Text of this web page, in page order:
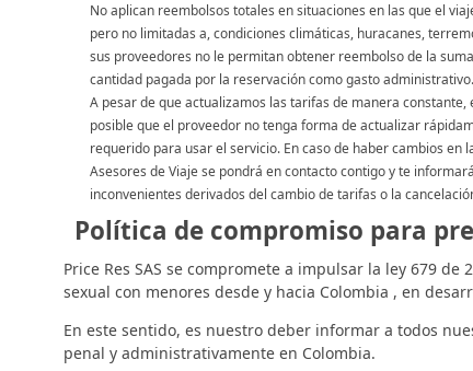
No aplican reembolsos totales en situaciones en las que el
pero no limitadas a, condiciones climáticas, huracanes,
sus proveedores no le permitan obtener reembolso de la
cantidad pagada por la reservación como gasto administrativo.
A pesar de que actualizamos las tarifas de manera
posible que el proveedor no tenga forma de actualizar
requerido para usar el servicio. En caso de haber cambios
Asesores de Viaje se pondrá en contacto contigo y te
inconvenientes derivados del cambio de tarifas o la
Política de compromiso para
Price Res SAS se compromete a impulsar la ley 679
sexual con menores desde y hacia Colombia , en
En este sentido, es nuestro deber informar a todos
penal y administrativamente en Colombia.